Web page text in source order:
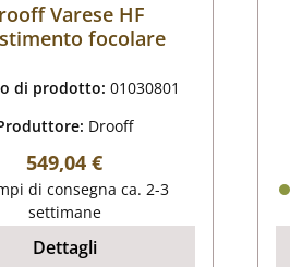
Varese HF
focolare
di prodotto:01030801
Drooff
Prezzo normale:
549,04 €
di consegna ca. 2-3
settimane
Dettagli